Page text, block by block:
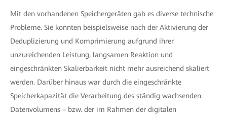
Mit den vorhandenen Speichergeräten gab es diverse technische
Probleme. Sie konnten beispielsweise nach der Aktivierung der
Deduplizierung und Komprimierung aufgrund ihrer
unzureichenden Leistung, langsamen Reaktion und
eingeschränkten Skalierbarkeit nicht mehr ausreichend skaliert
werden. Darüber hinaus war durch die eingeschränkte
Speicherkapazität die Verarbeitung des ständig wachsenden
Datenvolumens – bzw. der im Rahmen der digitalen